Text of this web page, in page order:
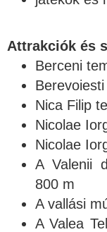
Attrakciók és
Berceni
Nica Filip
Nicolae
Nicolae
A Valenii
800 m
A vallási
A Valea